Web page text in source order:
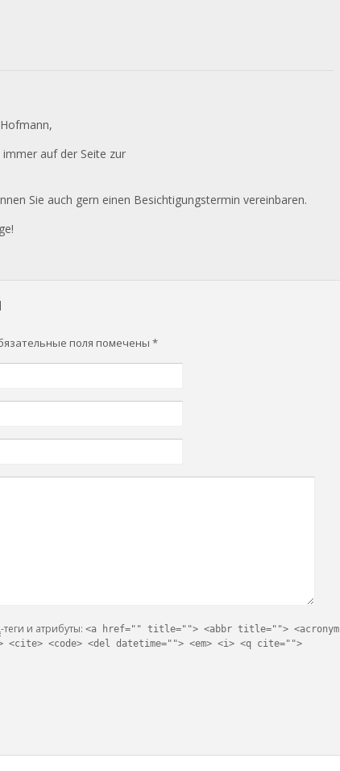
auf der Seite zur
Sie auch gern einen Besichtigungstermin vereinbaren.
поля помечены *
-теги и атрибуты: <a href="" title=""> <abbr title=""> <acronym
<code> <del datetime=""> <em> <i> <q cite="">